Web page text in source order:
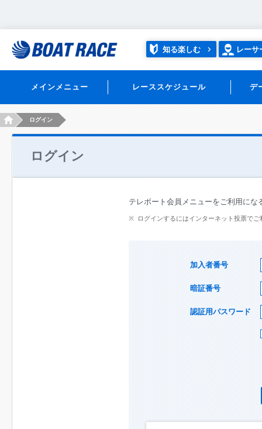
知る楽しむ レーサ
メインメニュー レーススケジュール デ
HOMEログイン
ログイン
テレボート会員メニューをご利用にな
ログインするにはインターネット投票で
加入者番号
暗証番号
認証用パスワード